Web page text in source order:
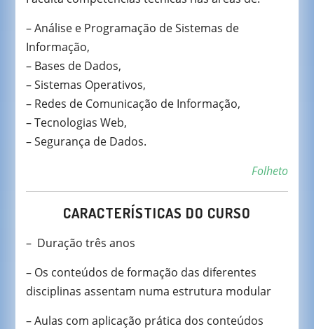
– Análise e Programação de Sistemas de
Informação,
– Bases de Dados,
– Sistemas Operativos,
– Redes de Comunicação de Informação,
– Tecnologias Web,
– Segurança de Dados.
Folheto
CARACTERÍSTICAS DO CURSO
– Duração três anos
– Os conteúdos de formação das diferentes
disciplinas assentam numa estrutura modular
– Aulas com aplicação prática dos conteúdos